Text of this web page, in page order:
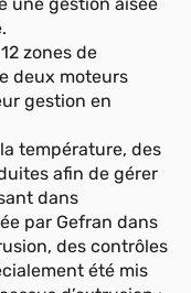
zones de
deux moteurs
gestion en
température, des
afin de gérer
dans
par Gefran dans
des contrôles
été mis